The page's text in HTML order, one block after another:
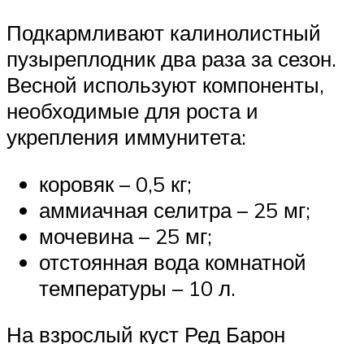
Подкармливают калинолистный
пузыреплодник два раза за сезон.
Весной используют компоненты,
необходимые для роста и
укрепления иммунитета:
коровяк – 0,5 кг;
аммиачная селитра – 25 мг;
мочевина – 25 мг;
отстоянная вода комнатной
температуры – 10 л.
На взрослый куст Ред Барон